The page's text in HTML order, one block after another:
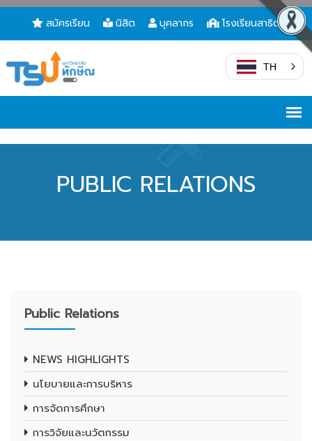
สมัครเรียน นิสิต บุคลากร โรงเรียนสาธิต
TH
PUBLIC RELATIONS
Public Relations
NEWS HIGHLIGHTS
นโยบายและการบริหาร
การจัดการศึกษา
การวิจัยและนวัตกรรม